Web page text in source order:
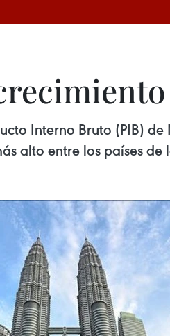
Interno Bruto (PIB)
alto entre los países